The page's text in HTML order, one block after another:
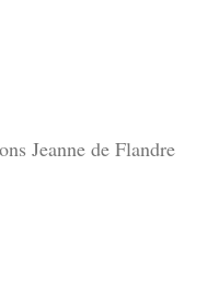
Jeanne de Flandre